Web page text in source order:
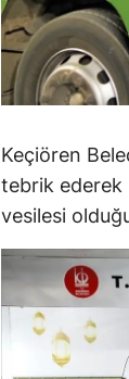
Keçiören
tebrik ederek
vesilesi